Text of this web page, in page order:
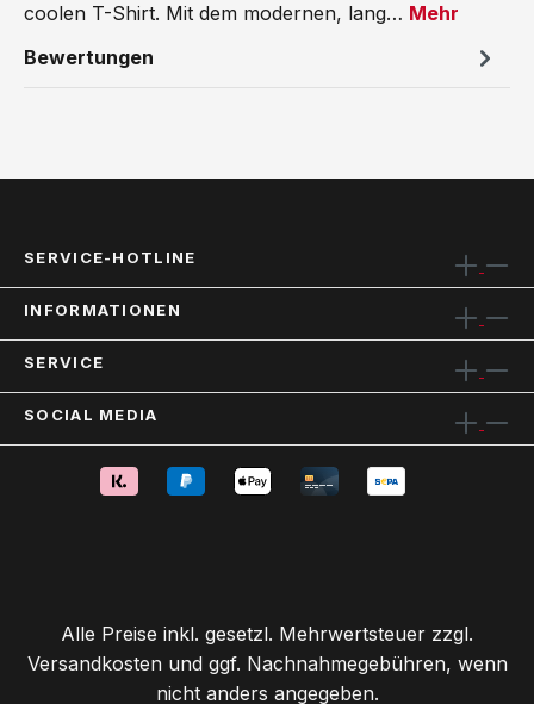
coolen T-Shirt. Mit dem modernen, lang… Mehr
Bewertungen
SERVICE-HOTLINE
INFORMATIONEN
SERVICE
SOCIAL MEDIA
Alle Preise inkl. gesetzl. Mehrwertsteuer zzgl.
Versandkostenund ggf. Nachnahmegebühren, wenn
nicht anders angegeben.